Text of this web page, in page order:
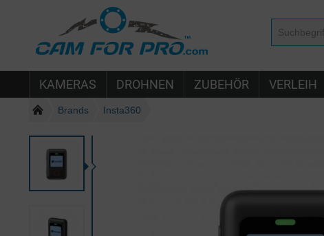
KAMERAS DROHNEN ZUBEHÖR VERLEIH
Brands Insta360